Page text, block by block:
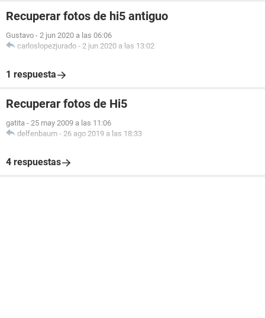
Recuperar fotos de hi5 antiguo
Gustavo - 2 jun 2020 a las 06:06
carloslopezjurado - 2 jun 2020 a las 13:02
1 respuesta
Recuperar fotos de Hi5
gatita - 25 may 2009 a las 11:06
delfenbaum - 26 ago 2019 a las 18:33
4 respuestas